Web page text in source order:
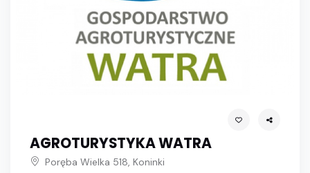
AGROTURYSTYKA WATRA
Poręba Wielka 518, Koninki